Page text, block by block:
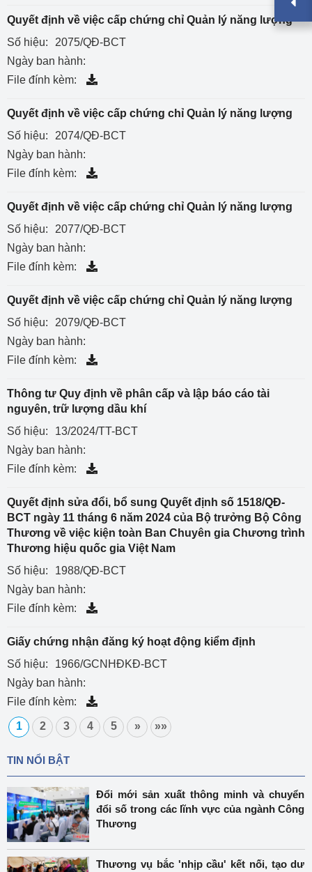
Quyết định về việc cấp chứng chỉ Quản lý năng lượng
Số hiệu:
2075/QĐ-BCT
Ngày ban hành:
File đính kèm:
Quyết định về việc cấp chứng chỉ Quản lý năng lượng
Số hiệu:
2074/QĐ-BCT
Ngày ban hành:
File đính kèm:
Quyết định về việc cấp chứng chỉ Quản lý năng lượng
Số hiệu:
2077/QĐ-BCT
Ngày ban hành:
File đính kèm:
Quyết định về việc cấp chứng chỉ Quản lý năng lượng
Số hiệu:
2079/QĐ-BCT
Ngày ban hành:
File đính kèm:
Thông tư Quy định về phân cấp và lập báo cáo tài
nguyên, trữ lượng dầu khí
Số hiệu:
13/2024/TT-BCT
Ngày ban hành:
File đính kèm:
Quyết định sửa đổi, bổ sung Quyết định số 1518/QĐ-
BCT ngày 11 tháng 6 năm 2024 của Bộ trưởng Bộ Công
Thương về việc kiện toàn Ban Chuyên gia Chương trình
Thương hiệu quốc gia Việt Nam
Số hiệu:
1988/QĐ-BCT
Ngày ban hành:
File đính kèm:
Giấy chứng nhận đăng ký hoạt động kiểm định
Số hiệu:
1966/GCNHĐKĐ-BCT
Ngày ban hành:
File đính kèm:
1 2 3 4 5 » »»
TIN NỔI BẬT
Đổi mới sản xuất thông minh và chuyển
đổi số trong các lĩnh vực của ngành Công
Thương
Thương vụ bắc 'nhịp cầu' kết nối, tạo dư